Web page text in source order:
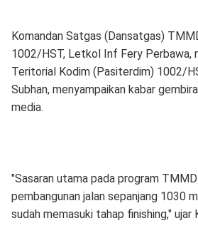
Komandan Satgas (Dansatgas)
1002/HST, Letkol Inf Fery Perbawa,
Teritorial Kodim (Pasiterdim) 1002/
Subhan, menyampaikan kabar
media.
"Sasaran utama pada program
pembangunan jalan sepanjang 1030
sudah memasuki tahap finishing," ujar